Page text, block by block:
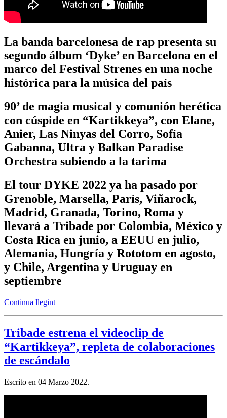
La banda barcelonesa de rap presenta su
segundo álbum ‘Dyke’ en Barcelona en el
marco del Festival Strenes en una noche
histórica para la música del país
90’ de magia musical y comunión herética
con cúspide en “Kartikkeya”, con Elane,
Anier, Las Ninyas del Corro, Sofía
Gabanna, Ultra y Balkan Paradise
Orchestra subiendo a la tarima
El tour DYKE 2022 ya ha pasado por
Grenoble, Marsella, París, Viñarock,
Madrid, Granada, Torino, Roma y
llevará a Tribade por Colombia, México y
Costa Rica en junio, a EEUU en julio,
Alemania, Hungría y Rototom en agosto,
y Chile, Argentina y Uruguay en
septiembre
Continua llegint
Tribade estrena el videoclip de
“Kartikkeya”, repleta de colaboraciones
de escándalo
Escrito en 04 Marzo 2022.